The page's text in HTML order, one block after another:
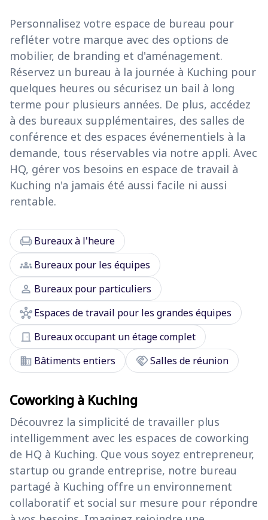
Personnalisez votre espace de bureau pour
refléter votre marque avec des options de
mobilier, de branding et d'aménagement.
Réservez un bureau à la journée à Kuching pour
quelques heures ou sécurisez un bail à long
terme pour plusieurs années. De plus, accédez
à des bureaux supplémentaires, des salles de
conférence et des espaces événementiels à la
demande, tous réservables via notre appli. Avec
HQ, gérer vos besoins en espace de travail à
Kuching n'a jamais été aussi facile ni aussi
rentable.
chair Bureaux à l'heure
groupsBureaux pour les équipes
person Bureaux pour particuliers
hubEspaces de travail pour les grandes équipes
door_front Bureaux occupant un étage complet
domain Bâtiments entiers handshakeSalles de réunion
Coworking à Kuching
Découvrez la simplicité de travailler plus
intelligemment avec les espaces de coworking
de HQ à Kuching. Que vous soyez entrepreneur,
startup ou grande entreprise, notre bureau
partagé à Kuching offre un environnement
collaboratif et social sur mesure pour répondre